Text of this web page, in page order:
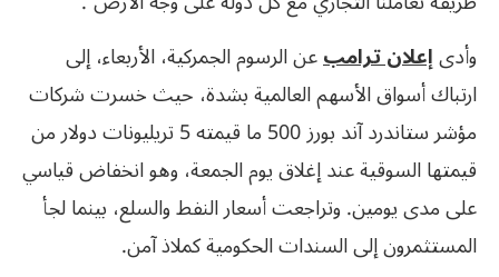
وأدىإعلان ترامبعن الرسوم الجمركية، الأربعاء، إلى
ارتباك أسواق الأسهم العالمية بشدة، حيث خسرت شركات
مؤشر ستاندرد آند بورز 500 ما قيمته 5 تريليونات دولار من
قيمتها السوقية عند إغلاق يوم الجمعة، وهو انخفاض قياسي
على مدى يومين. وتراجعت أسعار النفط والسلع، بينما لجأ
المستثمرون إلى السندات الحكومية كملاذ آمن.